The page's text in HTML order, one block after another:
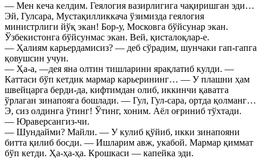
— Мен кеча келдим. Геялогия вазирлигига чақиришган эди…
Эй, Гулсара, Мустақилликкача ўзимизда геялогия
министрлиги йўқ экан! Бор-у, Московга бўйсунар экан.
Ўзбекистонга бўйсунмас экан. Вей, қисталоқлар-е.
— Ҳалиям карьердамисиз? — деб сўрадим, шунчаки гап-гапга
қовушсин учун.
— Ҳа-а, —дея яна олтин тишларини ярақлатиб кулди. —
Каттаси бўп кетдик мармар карьерининг… — У плашни ҳам
швейцарга берди-да, кифтимдан олиб, иккинчи қаватга
ўрлаган зинапояга бошлади. — Гул, Гул-сара, ортда қолманг…
Э, сиз олдинга ўтинг! Ўтинг, хоним. Аёл оғриниб тўхтади.
— Юраверсангиз-чи.
— Шундайми? Майли. — У кулиб қўйиб, икки зинапояни
битта қилиб босди. — Ишларим авж, укабой. Мармар қиммат
бўп кетди. Ҳа-ҳа-ҳа. Крошкаси — капейка эди.